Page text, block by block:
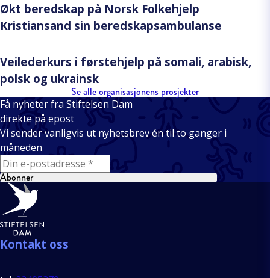
Økt beredskap på Norsk Folkehjelp
Kristiansand sin beredskapsambulanse
Veilederkurs i førstehjelp på somali, arabisk,
polsk og ukrainsk
Se alle organisasjonens prosjekter
Få nyheter fra Stiftelsen Dam
direkte på epost
Vi sender vanligvis ut nyhetsbrev én til to ganger i
måneden
E-mail
Abonner
Bunntekst
Kontakt oss